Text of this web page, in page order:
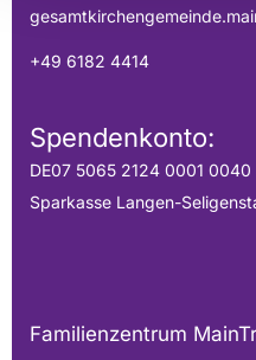
+49 6182 4414
Spendenkonto:
DE07 5065 2124 0001 0040
Sparkasse Langen-
Familienzentrum